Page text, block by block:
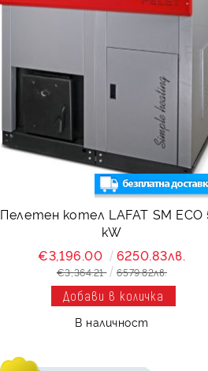
Пелетен котел LAFAT SM ECO 50
kW
€3,196.00
6250.83лв.
€3,364.21 6579.82лв.
В наличност